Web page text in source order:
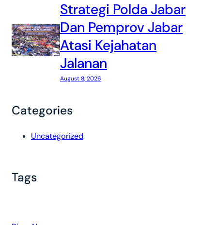
Strategi Polda Jabar
Dan Pemprov Jabar
Atasi Kejahatan
Jalanan
August 8, 2026
Categories
Uncategorized
Tags